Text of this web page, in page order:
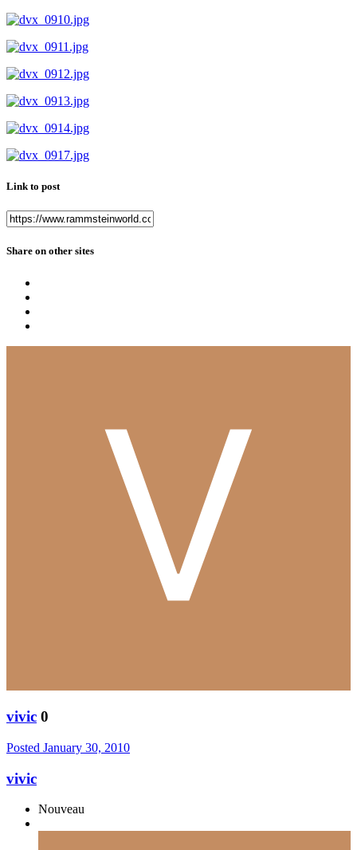
Link to post
Share on other sites
vivic 0
Posted January 30, 2010
vivic
Nouveau